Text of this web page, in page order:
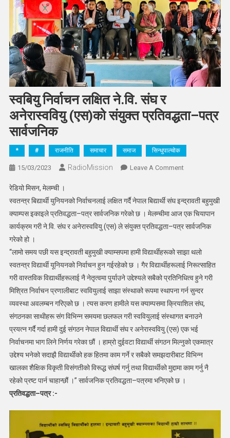
स्वबियु निर्वाचन लक्षित ने.वि. संघ र
अनेरास्ववियु (एस)को संयुक्त प्रतिवद्धता–पत्र
सार्वजनिक
* # राजनीति समाचार समाज सिन्धुपाल्चोक
15/03/2023 RadioMission Leave A CommentOn
लक्षित
ने.वि.
संघ
अनेरास्ववियु
(एस)को
संयुक्त
प्रतिवद्धता–
पत्र
सार्वजनिक
रेडियो मिसन, मेलम्ची ।
स्वतन्त्र बिद्यार्थी युनियनको निर्वाचनलाई लक्षित गर्दै नेपाल बिद्यार्थी संघ इन्द्रावती बहुमुखी
क्याम्पस इकाइले प्रतिवद्धता–पत्र सार्वजनिक गरेको छ । मेलम्चीमा आज एक चियापान
कार्यक्रम गरी ने.वि. संघ र अनेरास्ववियु (एस) ले संयुक्त प्रतिवद्धता–पत्र सार्वजनिक
गरेको हो ।
“लामो समय पछी यस इन्द्रावती बहुमुखी क्याम्सपमा हामी विद्यार्थीहरूको साझा थलो
स्वतन्त्र विद्यार्थी यूनियनको निर्वाचन हुन गईरहेको छ । गैर विद्यार्थीहरूलाई निरूत्साहित
गरी वास्तविक विद्यार्थीहरूलाई नै नेतृत्वमा पुर्याउने उद्देश्यले सबैको प्रतिनिधित्व हुने गरी
मिश्रित निर्वाचन प्रणालीबाट स्ववियुलाई साझा संस्थाको रूपमा स्थापना गर्न सुन्दर
व्यवस्था अवलम्बन गरिएको छ । त्यस करण हामीले यस क्याम्पसमा क्रियाशिल संघ,
संगठनका साथीहरू संग विभिन्न समयमा छलफल गरी स्ववियुलाई संस्थागत बनाउने
प्रयत्न गर्दै गर्दा हामी दुई संगठन नेपाल विद्यार्थी संघ र अनेरास्ववियु (एस) एक भई
निर्वाचनमा भाग लिने निर्णय गरेका छौं । हाम्रो दुईवटा विद्यार्थी संगठन मिल्नुको एकमात्र
उद्देश्य भनेको सदाझै विद्यार्थीको हक हितमा काम गर्ने र सबैको समझदारीबाट विभिन्न
खालका शैक्षिक विकृती विसंगतीको विरूद्ध संघर्ष गर्नु तथा विद्यार्थीको मुद्दामा काम गर्नु नै
रहेको प्रष्ट पार्न चाहान्छौं ।” सार्वजनिक प्रतिवद्धता–पत्रमा भनिएको छ ।
प्रतिवद्धता–पत्र :-